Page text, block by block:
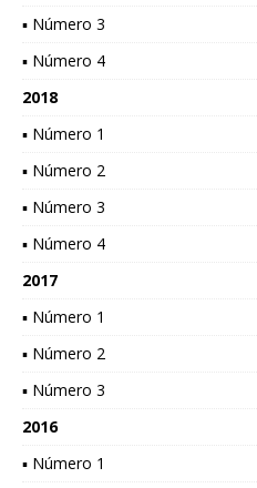
▪ Número 3
▪ Número 4
2018
▪ Número 1
▪ Número 2
▪ Número 3
▪ Número 4
2017
▪ Número 1
▪ Número 2
▪ Número 3
2016
▪ Número 1